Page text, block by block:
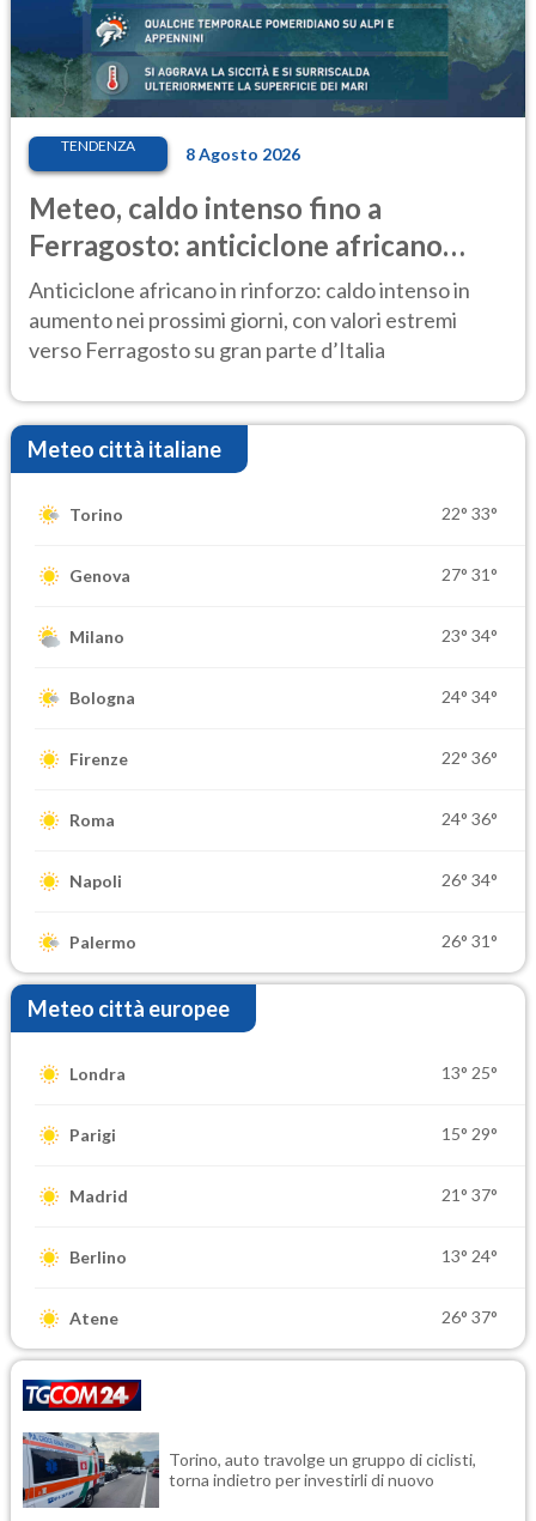
TENDENZA 8 Agosto 2026
Meteo, caldo intenso fino a
Ferragosto: anticiclone africano
ancora protagonista
Anticiclone africano in rinforzo: caldo intenso in
aumento nei prossimi giorni, con valori estremi
verso Ferragosto su gran parte d’Italia
Meteo città italiane
Torino 22° 33°
Genova 27° 31°
Milano 23° 34°
Bologna 24° 34°
Firenze 22° 36°
Roma 24° 36°
Napoli 26° 34°
Palermo 26° 31°
Meteo città europee
Londra 13° 25°
Parigi 15° 29°
Madrid 21° 37°
Berlino 13° 24°
Atene 26° 37°
Torino, auto travolge un gruppo di ciclisti,
torna indietro per investirli di nuovo